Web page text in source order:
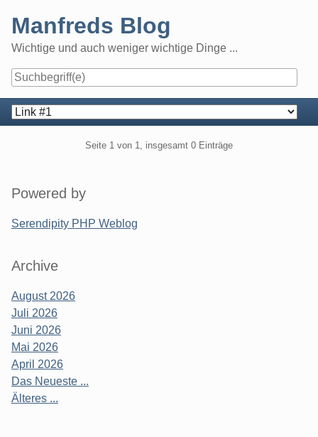
content
Manfreds Blog
Wichtige und auch weniger wichtige Dinge ...
Navigation
Seite 1 von 1, insgesamt 0 Einträge
Seitenleiste
Powered by
Serendipity PHP Weblog
Archive
August 2026
Juli 2026
Juni 2026
Mai 2026
April 2026
Das Neueste ...
Älteres ...